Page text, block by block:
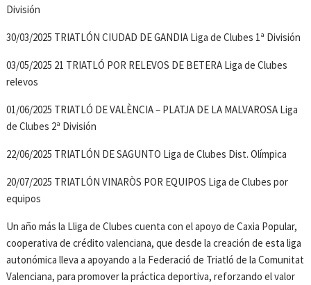
División
30/03/2025 TRIATLÓN CIUDAD DE GANDIA Liga de Clubes 1ª División
03/05/2025 21 TRIATLÓ POR RELEVOS DE BETERA Liga de Clubes
relevos
01/06/2025 TRIATLÓ DE VALÈNCIA – PLATJA DE LA MALVAROSA Liga
de Clubes 2ª División
22/06/2025 TRIATLÓN DE SAGUNTO Liga de Clubes Dist. Olímpica
20/07/2025 TRIATLÓN VINARÒS POR EQUIPOS Liga de Clubes por
equipos
Un año más la Lliga de Clubes cuenta con el apoyo de Caxia Popular,
cooperativa de crédito valenciana, que desde la creación de esta liga
autonómica lleva a apoyando a la Federació de Triatló de la Comunitat
Valenciana, para promover la práctica deportiva, reforzando el valor